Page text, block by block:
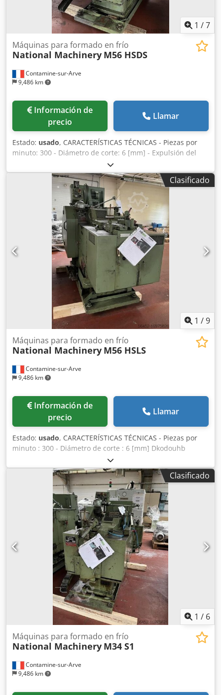
1 /7
Contamine-sur-Arve
9,486 km
Máquinas para formado en frío
National Machinery M56 HSDS
Información de
precio
Llamar
Estado: usado, CARACTERÍSTICAS TÉCNICAS - Piezas por
minuto: 300 - Diámetro de corte: 6 [mm] - Expulsión del
troquel: 55 [mm] - Anchura total: 0,97 [m - Dimensiones
totales (longitud): 2,77 [m] Dkodpeuhb T Dsfx Agxsr -
Motor: 7,5 [CV/kW] - Peso neto : 3.500 [kg] - Peso embalado
: 4.100 [kg] EQUIPAMIENTO - Utillaje según foto - Expulsión
positiva en 2 punzones - Retracción del expulsor en la
matriz - Piezas de recambio varias
Clasificado
1 /9
Contamine-sur-Arve
9,486 km
Máquinas para formado en frío
National Machinery M56 HSLS
Información de
precio
Llamar
Estado: usado, CARACTERÍSTICAS TÉCNICAS - Piezas por
minuto : 300 - Diámetro de corte : 6 [mm] Dkodouhb
Twopfx Agxer - Expulsión del troquel : 55 [mm] - Anchura
total : 0,97 [m - Dimensiones totales (longitud) : 2,77 [m] -
Motor : 7,5 [CV/kW] - Peso neto : 3.500 [kg] - Peso embalado
: 4.100 [kg] EQUIPAMIENTO - Equipada con expulsor de
retroceso entre desbaste y acabado (RLKO) - Expulsión
positiva (TKO) - Herramientas según foto
Clasificado
1 / 6
Contamine-sur-Arve
9,486 km
Máquinas para formado en frío
National Machinery M34 S1